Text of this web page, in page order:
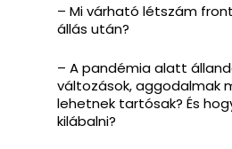
– Mi várható létszám
állás után?
– A pandémia alatt
változások, aggodalmak
lehetnek tartósak? És
kilábalni?